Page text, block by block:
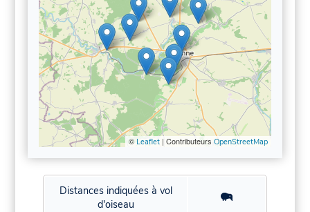
© Leaflet| Contributeurs OpenStreetMap
Distances indiquées à vol
d'oiseau